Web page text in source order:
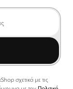
σχετικά με τις